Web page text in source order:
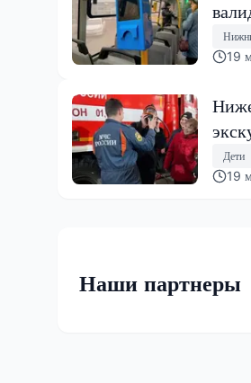
19
Дети
19
Наши партнеры